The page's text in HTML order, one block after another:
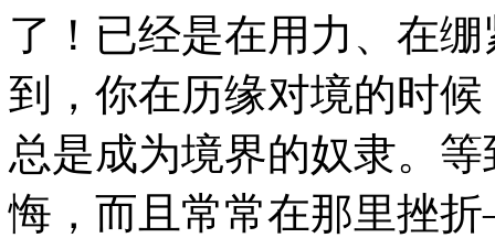
了！已经是在用力、在
到，你在历缘对境的时
总是成为境界的奴隶。
悔，而且常常在那里挫